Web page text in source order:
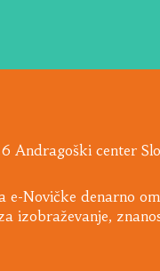
Andragoški center
e-Novičke denarno
izobraževanje,